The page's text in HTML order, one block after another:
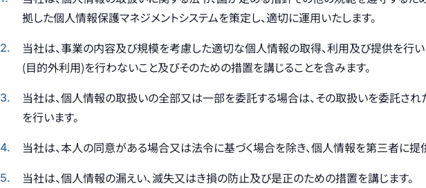
拠した個人情報保護マネジメントシステムを策定し、適切に運用いたします。
当社は、事業の内容及び規模を考慮した適切な個人情報の取得、利用及び提供を
(目的外利用)を行わないこと及びそのための措置を講じることを含みます。
当社は、個人情報の取扱いの全部又は一部を委託する場合は、その取扱いを委託さ
を行います。
当社は、本人の同意がある場合又は法令に基づく場合を除き、個人情報を第三者に提
当社は、個人情報の漏えい、滅失又はき損の防止及び是正のための措置を講じます。